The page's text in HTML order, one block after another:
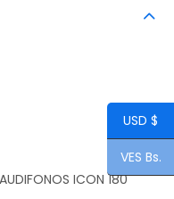
ICON 180
USD $
VES Bs.